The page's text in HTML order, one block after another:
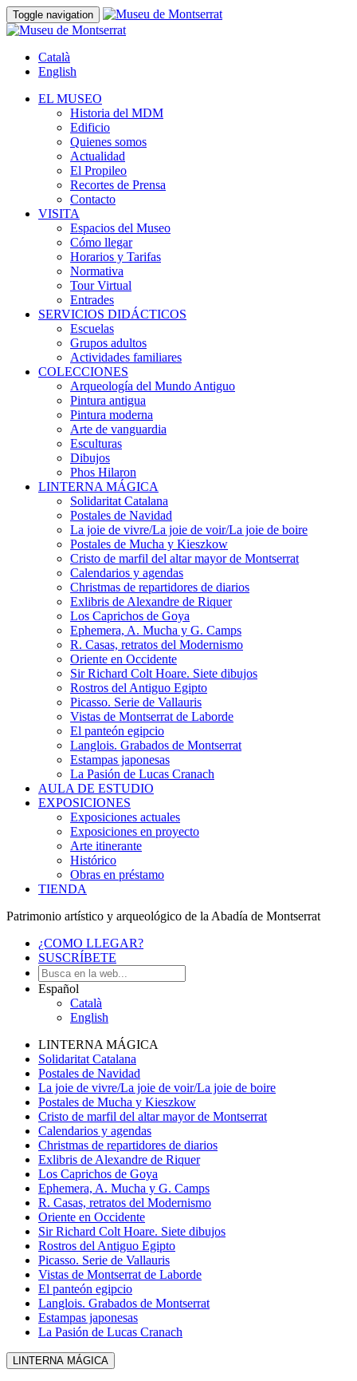
Toggle navigation
Català
English
EL MUSEO
Historia del MDM
Edificio
Quienes somos
Actualidad
El Propileo
Recortes de Prensa
Contacto
VISITA
Espacios del Museo
Cómo llegar
Horarios y Tarifas
Normativa
Tour Virtual
Entrades
SERVICIOS DIDÁCTICOS
Escuelas
Grupos adultos
Actividades familiares
COLECCIONES
Arqueología del Mundo Antiguo
Pintura antigua
Pintura moderna
Arte de vanguardia
Esculturas
Dibujos
Phos Hilaron
LINTERNA MÁGICA
Solidaritat Catalana
Postales de Navidad
La joie de vivre/La joie de voir/La joie de boire
Postales de Mucha y Kieszkow
Cristo de marfil del altar mayor de Montserrat
Calendarios y agendas
Christmas de repartidores de diarios
Exlibris de Alexandre de Riquer
Los Caprichos de Goya
Ephemera, A. Mucha y G. Camps
R. Casas, retratos del Modernismo
Oriente en Occidente
Sir Richard Colt Hoare. Siete dibujos
Rostros del Antiguo Egipto
Picasso. Serie de Vallauris
Vistas de Montserrat de Laborde
El panteón egipcio
Langlois. Grabados de Montserrat
Estampas japonesas
La Pasión de Lucas Cranach
AULA DE ESTUDIO
EXPOSICIONES
Exposiciones actuales
Exposiciones en proyecto
Arte itinerante
Histórico
Obras en préstamo
TIENDA
Patrimonio artístico y arqueológico de la Abadía de Montserrat
¿COMO LLEGAR?
SUSCRÍBETE
Español
Català
English
LINTERNA MÁGICA
Solidaritat Catalana
Postales de Navidad
La joie de vivre/La joie de voir/La joie de boire
Postales de Mucha y Kieszkow
Cristo de marfil del altar mayor de Montserrat
Calendarios y agendas
Christmas de repartidores de diarios
Exlibris de Alexandre de Riquer
Los Caprichos de Goya
Ephemera, A. Mucha y G. Camps
R. Casas, retratos del Modernismo
Oriente en Occidente
Sir Richard Colt Hoare. Siete dibujos
Rostros del Antiguo Egipto
Picasso. Serie de Vallauris
Vistas de Montserrat de Laborde
El panteón egipcio
Langlois. Grabados de Montserrat
Estampas japonesas
La Pasión de Lucas Cranach
LINTERNA MÁGICA